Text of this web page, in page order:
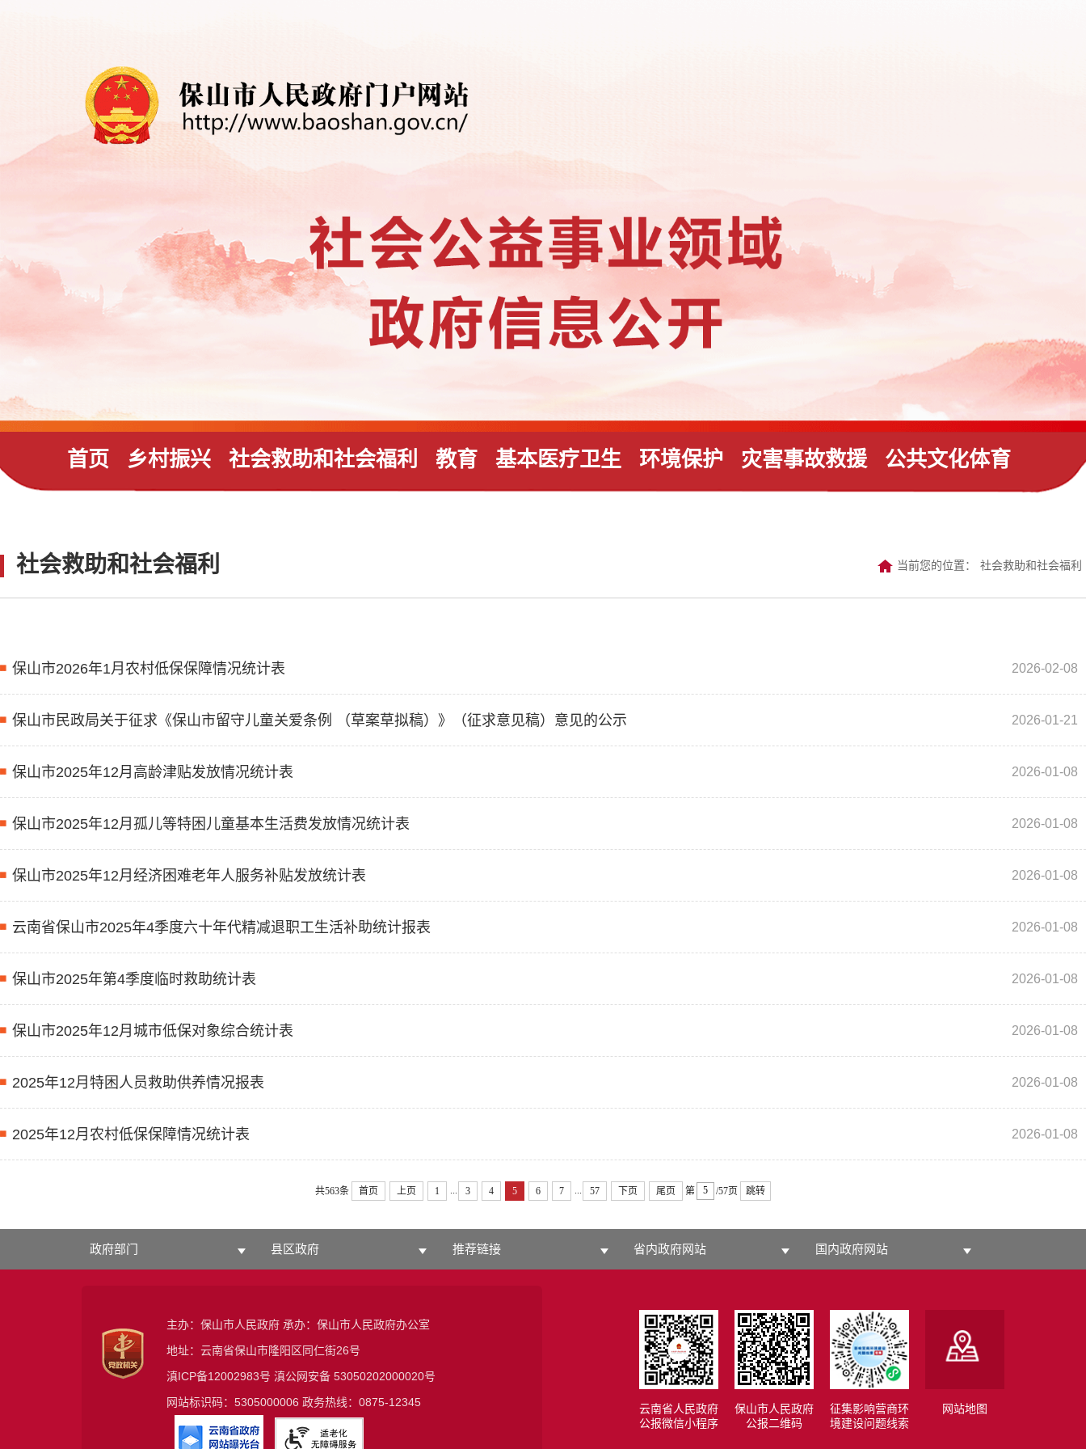
首页 乡村振兴 社会救助和社会福利 教育 基本医疗卫生 环境保护 灾害事故救援 公共文化体育
社会救助和社会福利 当前您的位置： 社会救助和社会福利
保山市2026年1月农村低保保障情况统计表 2026-02-08
保山市民政局关于征求《保山市留守儿童关爱条例 （草案草拟稿）》（征求意见稿）意见的公示 2026-01-21
保山市2025年12月高龄津贴发放情况统计表 2026-01-08
保山市2025年12月孤儿等特困儿童基本生活费发放情况统计表 2026-01-08
保山市2025年12月经济困难老年人服务补贴发放统计表 2026-01-08
云南省保山市2025年4季度六十年代精减退职工生活补助统计报表 2026-01-08
保山市2025年第4季度临时救助统计表 2026-01-08
保山市2025年12月城市低保对象综合统计表 2026-01-08
2025年12月特困人员救助供养情况报表 2026-01-08
2025年12月农村低保保障情况统计表 2026-01-08
共563条 首页 上页 1 3 4 5 6 7 57 下页 尾页 第 /57页 跳转